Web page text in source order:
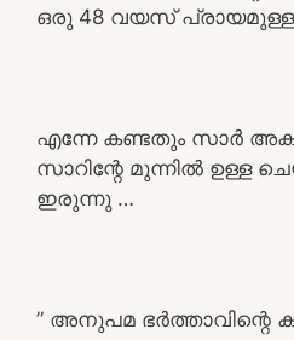
ഒരു 48 വയസ്
എന്നേ കണ്ടതും സാർ
സാറിന്റേ മുന്നിൽ ഉള്ള
ഇരുന്നു …
” അനുപമ ഭർത്താവിന്റെ